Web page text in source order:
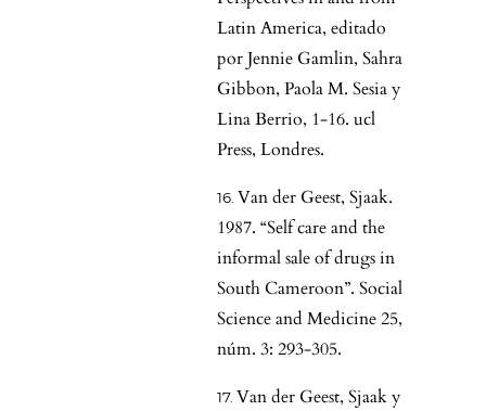
Latin America, editado
por Jennie Gamlin, Sahra
Gibbon, Paola M. Sesia y
Lina Berrio, 1-16. ucl
Press, Londres.
Van der Geest, Sjaak.
1987. “Self care and the
informal sale of drugs in
South Cameroon”. Social
Science and Medicine 25,
núm. 3: 293-305.
Van der Geest, Sjaak y